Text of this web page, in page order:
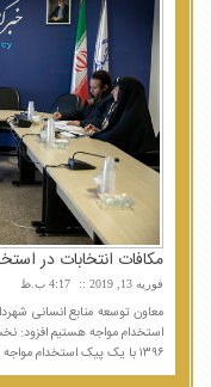
مکافات انتخابات در
فوریه 13, 2019 4:17 ب.ظ
معاون توسعه منابع انسانی
۱۳۹۶ با یک پیک استخدام مواجه هستیم. ...